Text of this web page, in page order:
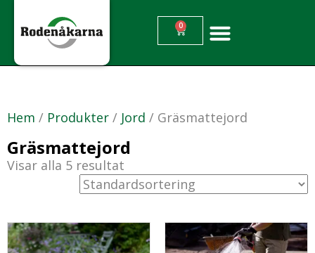
0
Hem / Produkter / Jord / Gräsmattejord
Gräsmattejord
Visar alla 5 resultat